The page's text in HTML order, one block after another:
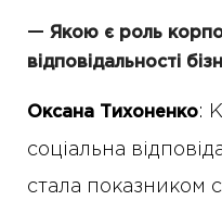
— Якою є роль
відповідальності
Оксана Тихоненко:
соціальна
стала показником